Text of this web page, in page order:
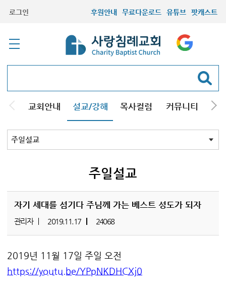
로그인 후원안내 무료다운로드 유튜브 팟캐스트
교회안내 설교/강해 목사컬럼 커뮤니티 기
주일설교
주일설교
자기 세대를 섬기다 주님께 가는 베스트 성도가 되자
관리자 2019.11.17 24068
2019년 11월 17일 주일 오전
https://youtu.be/YPpNKDHCXj0